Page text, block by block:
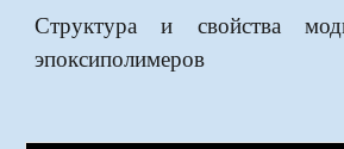
Структура и свойства
эпоксиполимеров